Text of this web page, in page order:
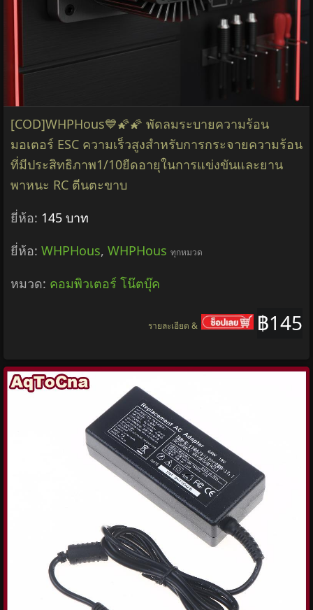
[COD]WHPHous💙🌠🌠 พัดลมระบายความร้อน
มอเตอร์ ESC ความเร็วสูงสำหรับการกระจายความร้อน
ที่มีประสิทธิภาพ1/10ยืดอายุในการแข่งขันและยาน
พาหนะ RC ตีนตะขาบ
ยี่ห้อ: 145 บาท
ยี่ห้อ: WHPHous, WHPHous ทุกหมวด
หมวด: คอมพิวเตอร์ โน๊ตบุ๊ค
฿145
รายละเอียด &